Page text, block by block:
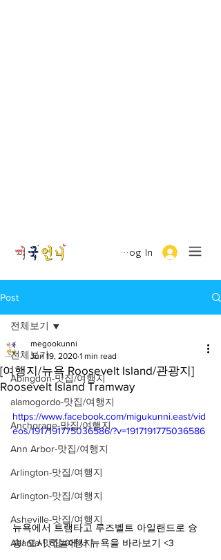
Log In
Post
전체보기
Abingdon-맛집/여행지
alamogordo-맛집/여행지
Anchorage-맛집/여행지
Ann Arbor-맛집/여행지
Arlington-맛집/여행지
Arlington-맛집/여행지
Asheville-맛집/여행지
Atlanta-맛집/여행지
전체보기
[여행지/뉴욕 Roosevelt Island/관광지]
Roosevelt Island Tramway
megookunni
Jun 19, 2020 1 min read
https://www.facebook.com/migukunni.east/vid
eos/1917191775036586/?v=1917191775036586
뉴욕에서 트램타고 루즈벨트 아일랜드로 슝
슝! 도시 하늘에서 뉴욕을 바라보기 <3